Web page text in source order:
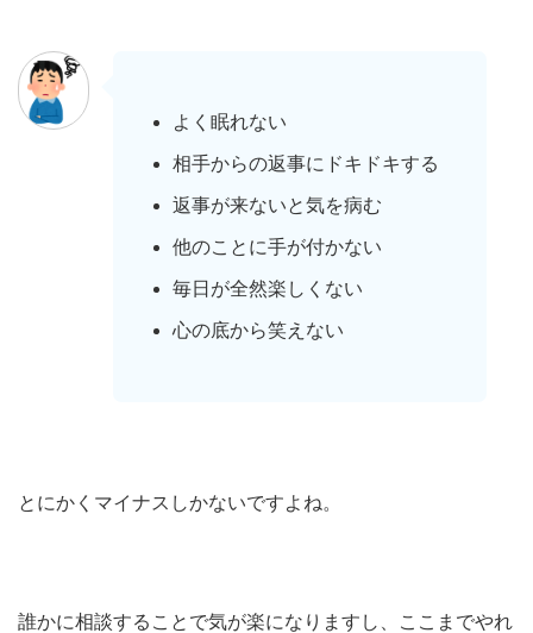
よく眠れない
相手からの返事にドキドキする
返事が来ないと気を病む
他のことに手が付かない
毎日が全然楽しくない
心の底から笑えない
とにかくマイナスしかないですよね。
誰かに相談することで気が楽になりますし、ここまでやれ